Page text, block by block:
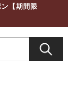
【期間限